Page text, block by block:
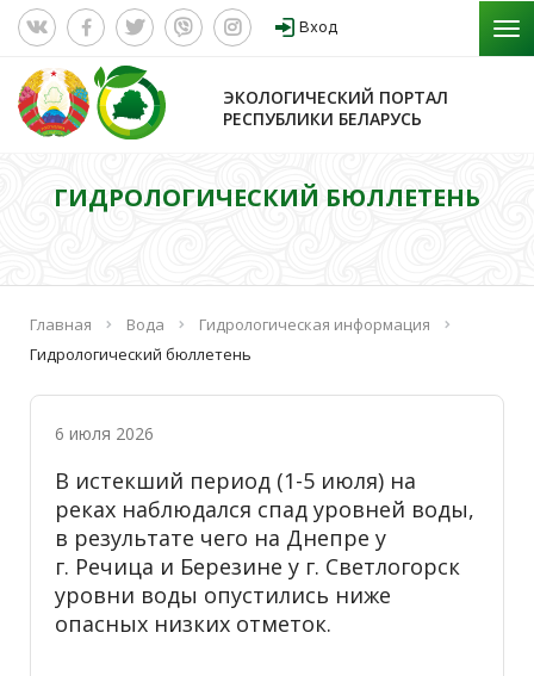
Вход
ЭКОЛОГИЧЕСКИЙ ПОРТАЛ
РЕСПУБЛИКИ БЕЛАРУСЬ
ГИДРОЛОГИЧЕСКИЙ БЮЛЛЕТЕНЬ
Главная Вода
Гидрологическая информация
Гидрологический бюллетень
6 июля 2026
В истекший период (1-5 июля) на
реках наблюдался спад уровней воды,
в результате чего на Днепре у
г. Речица и Березине у г. Светлогорск
уровни воды опустились ниже
опасных низких отметок.